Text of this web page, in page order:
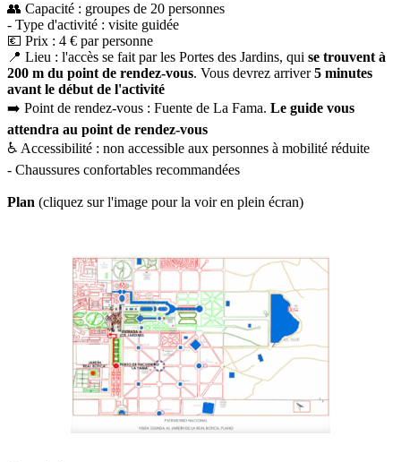
👥 Capacité : groupes de 20 personnes
- Type d'activité : visite guidée
💶 Prix : 4 € par personne
📍 Lieu : l'accès se fait par les Portes des Jardins, qui se trouvent à
200 m du point de rendez-vous. Vous devrez arriver5 minutes
avant le début de l'activité
➡️ Point de rendez-vous : Fuente de La Fama. Le guide vous
attendra au point de rendez-vous
♿ Accessibilité : non accessible aux personnes à mobilité réduite
- Chaussures confortables recommandées
Plan (cliquez sur l'image pour la voir en plein écran)